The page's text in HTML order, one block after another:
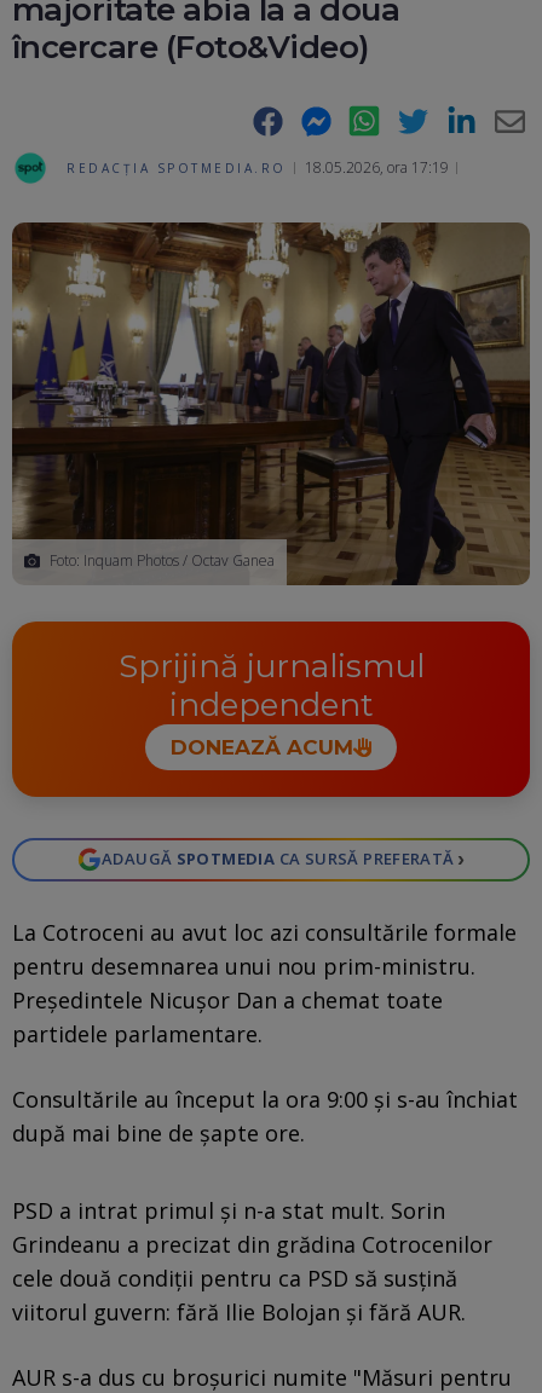
majoritate abia la a doua
încercare (Foto&Video)
Facebook Messenger WhatsApp Twitter LinkedIn
REDACȚIA SPOTMEDIA.RO 18.05.2026, ora 17:19
Foto: Inquam Photos / Octav Ganea
Sprijină jurnalismul
independent
DONEAZĂ ACUM
ADAUGĂ SPOTMEDIA CA SURSĂ PREFERATĂ ›
La Cotroceni au avut loc azi consultările formale
pentru desemnarea unui nou prim-ministru.
Președintele Nicușor Dan a chemat toate
partidele parlamentare.
Consultările au început la ora 9:00 și s-au închiat
după mai bine de șapte ore.
PSD a intrat primul şi n-a stat mult. Sorin
Grindeanu a precizat din grădina Cotrocenilor
cele două condiţii pentru ca PSD să susţină
viitorul guvern: fără Ilie Bolojan şi fără AUR.
AUR s-a dus cu broşurici numite "Măsuri pentru